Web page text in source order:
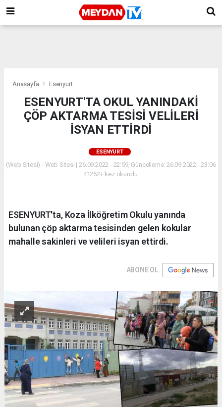
Anasayfa Esenyurt
ESENYURT'TA OKUL YANINDAKİ
ÇÖP AKTARMA TESİSİ VELİLERİ
İSYAN ETTİRDİ
ESENYURT
(Web Sitesi) - Web Sitesi | 26.09.2022 - 22:59, Güncelleme: 26.09.2022 - 23:06
41252+ kez okundu.
ESENYURT'ta, Koza İlköğretim Okulu yanında
bulunan çöp aktarma tesisinden gelen kokular
mahalle sakinleri ve velileri isyan ettirdi.
ABONE OL